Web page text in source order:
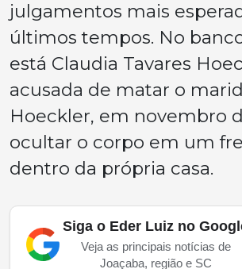
julgamentos mais
últimos tempos. No
está Claudia Tavares
acusada de matar o
Hoeckler, em novembro
ocultar o corpo em um
dentro da própria casa.
Siga o Eder Luiz no
Veja as principais notícias de
Joaçaba, região e SC